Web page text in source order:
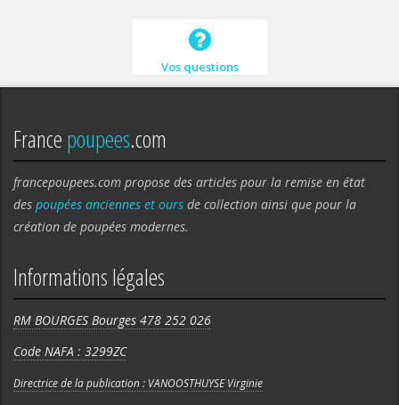
Vos questions
Francepoupees.com
francepoupees.com propose des articles pour la remise en état
des poupées anciennes et ours de collection ainsi que pour la
création de poupées modernes.
Informations légales
RM BOURGES Bourges 478 252 026
Code NAFA : 3299ZC
Directrice de la publication : VANOOSTHUYSE Virginie